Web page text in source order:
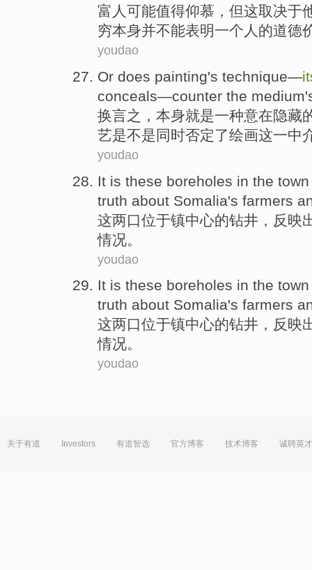
富人 可能值得仰慕， 但这取决于
穷本身并不能表明一个人 的道德
youdao
Or does painting's technique—
conceals—counter the medium
换言之， 本身就是一种意在隐藏
艺是不是同时否定了绘画这一中
youdao
It is these boreholes in the town
truth about Somalia's farmers
这两口位于镇中心的钻井， 反映
情况。
youdao
It is these boreholes in the town
truth about Somalia's farmers
这两口位于镇中心的钻井， 反映
情况。
youdao
关于有道 Investors 有道智选 官方博客 技术博客 诚聘英才